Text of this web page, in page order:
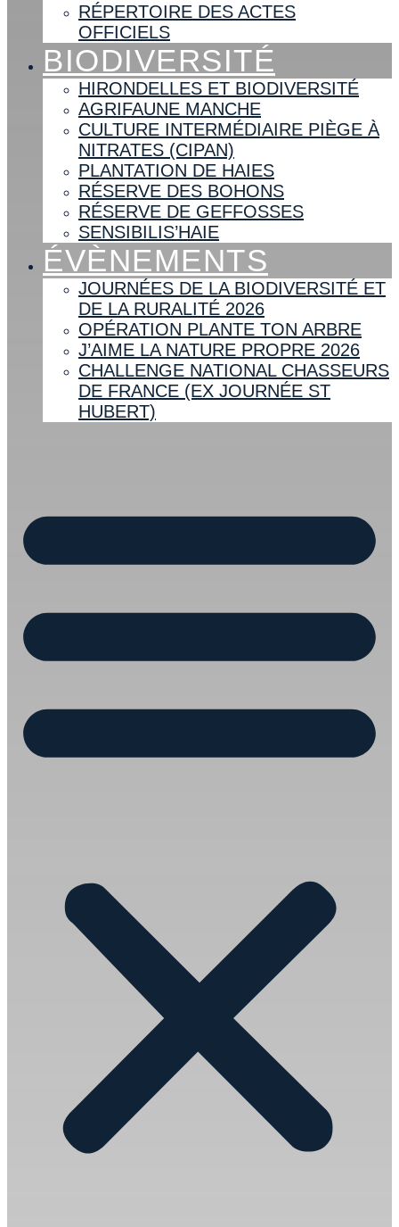
RÉPERTOIRE DES ACTES
OFFICIELS
BIODIVERSITÉ
HIRONDELLES ET BIODIVERSITÉ
AGRIFAUNE MANCHE
CULTURE INTERMÉDIAIRE PIÈGE À
NITRATES (CIPAN)
PLANTATION DE HAIES
RÉSERVE DES BOHONS
RÉSERVE DE GEFFOSSES
SENSIBILIS’HAIE
ÉVÈNEMENTS
JOURNÉES DE LA BIODIVERSITÉ ET
DE LA RURALITÉ 2026
OPÉRATION PLANTE TON ARBRE
J’AIME LA NATURE PROPRE 2026
CHALLENGE NATIONAL CHASSEURS
DE FRANCE (EX JOURNÉE ST
HUBERT)